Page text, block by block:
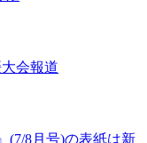
会報道
(7/8月号)の表紙は新